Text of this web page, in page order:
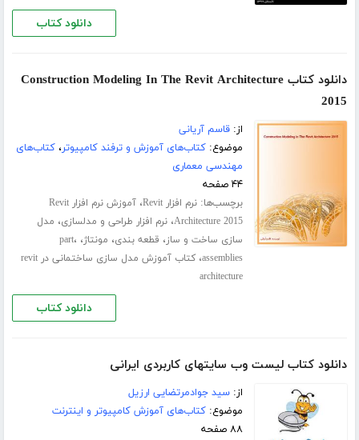
دانلود کتاب
دانلود کتاب Construction Modeling In The Revit Architecture
2015
از:قاسم آریانی
موضوع:کتاب‌های آموزش و ترفند کامپیوتر،کتاب‌های
مهندسی معماری
۴۴ صفحه
برچسب‌ها:نرم افزار Revit ،
آموزش نرم افزار Revit
Architecture 2015،نرم افزار طراحی و مدلسازی، مدل
سازی ساخت و ساز، قطعه بندی، مونتاژ، part،
assemblies،
کتاب آموزش مدل سازی ساختمانی در revit
architecture
دانلود کتاب
دانلود کتاب لیست وب سایتهای کاربردی ایرانی
از:سید جوادمرتضایی ارزیل
موضوع:کتاب‌های آموزش کامپیوتر و اینترنت
۸۸ صفحه